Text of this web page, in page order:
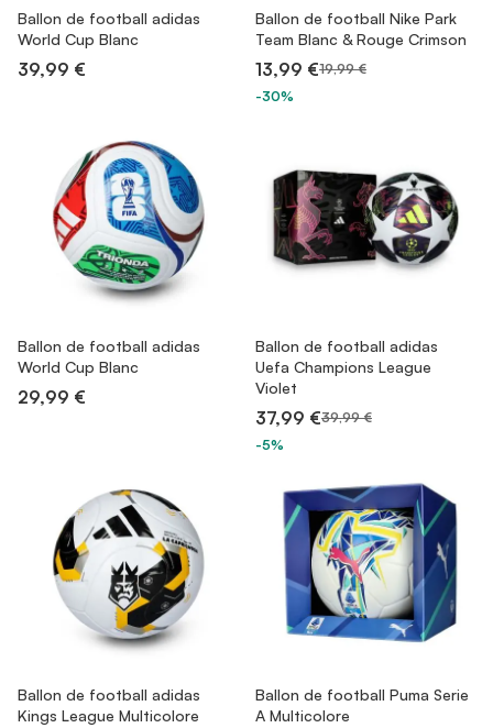
Ballon de football adidas
World Cup Blanc
39,99 €
Ballon de football Nike Park
Team Blanc & Rouge Crimson
13,99 €19,99 €
-30%
Ballon de football adidas
World Cup Blanc
29,99 €
Ballon de football adidas
Uefa Champions League
Violet
37,99 €39,99 €
-5%
Ballon de football adidas
Kings League Multicolore
Ballon de football Puma Serie
A Multicolore